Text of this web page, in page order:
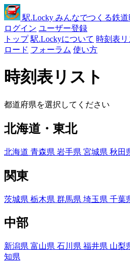
駅.Locky みんなでつくる鉄道
ログイン ユーザー登録
トップ 駅.Lockyについて 時刻表リ
ロード フォーラム 使い方
時刻表リスト
都道府県を選択してください
北海道・東北
北海道 青森県 岩手県 宮城県 秋田
関東
茨城県 栃木県 群馬県 埼玉県 千葉
中部
新潟県 富山県 石川県 福井県 山梨
知県